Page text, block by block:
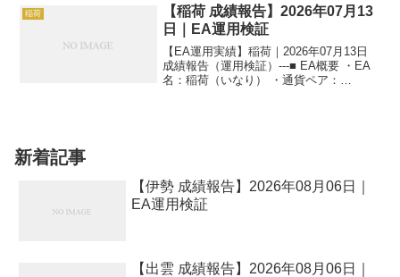
稼働 ---■ 本日の運用成績...
稲荷
【稲荷 成績報告】2026年07月13
日｜EA運用検証
【EA運用実績】稲荷｜2026年07月13日
成績報告（運用検証）---■ EA概要 ・EA
名：稲荷（いなり） ・通貨ペア：
新着記事
【伊勢 成績報告】2026年08月06日｜
EA運用検証
【出雲 成績報告】2026年08月06日｜